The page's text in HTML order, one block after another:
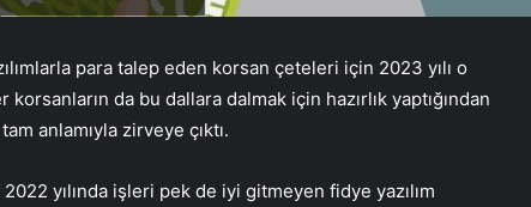
para talep eden korsan çeteleri için 2023 yılı o
da bu dallara dalmak için hazırlık yaptığından
anlamıyla zirveye çıktı.
yılında işleri pek de iyi gitmeyen fidye yazılım